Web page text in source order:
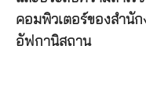
คอมพิวเตอร์ของสำนั
อัฟกานิสถาน